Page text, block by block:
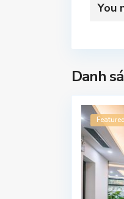
You
Danh
Featured